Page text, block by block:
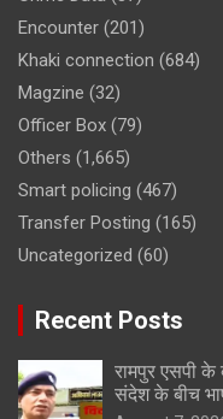
Encounter (201)
Khaki connection (684)
Magzine (32)
Officer Box (79)
Others (1,665)
Smart policing (467)
Transfer Posting (165)
Uncategorized (60)
Recent Posts
रामपुर एसपी
संदेश के बीच